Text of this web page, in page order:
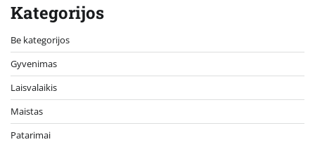
Kategorijos
Be kategorijos
Gyvenimas
Laisvalaikis
Maistas
Patarimai